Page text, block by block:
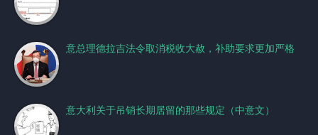
意总理德拉吉法令取消税收大赦，补助要求更加严格
意大利关于吊销长期居留的那些规定（中意文）